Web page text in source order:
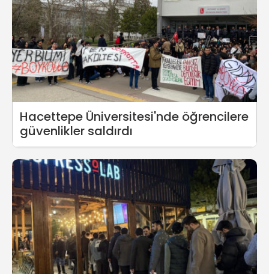
Hacettepe Üniversitesi'nde öğrencilere
güvenlikler saldırdı